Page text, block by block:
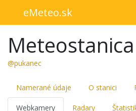
eMeteo.sk
@pukanec
Namerané údaje O stanici
Webkamery Radary